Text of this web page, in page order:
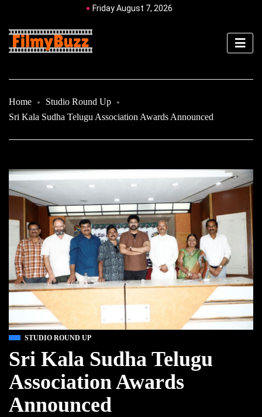
Friday August 7, 2026
Home
Studio Round Up
Sri Kala Sudha Telugu Association Awards Announced
STUDIO ROUND UP
Sri Kala Sudha Telugu
Association Awards
Announced